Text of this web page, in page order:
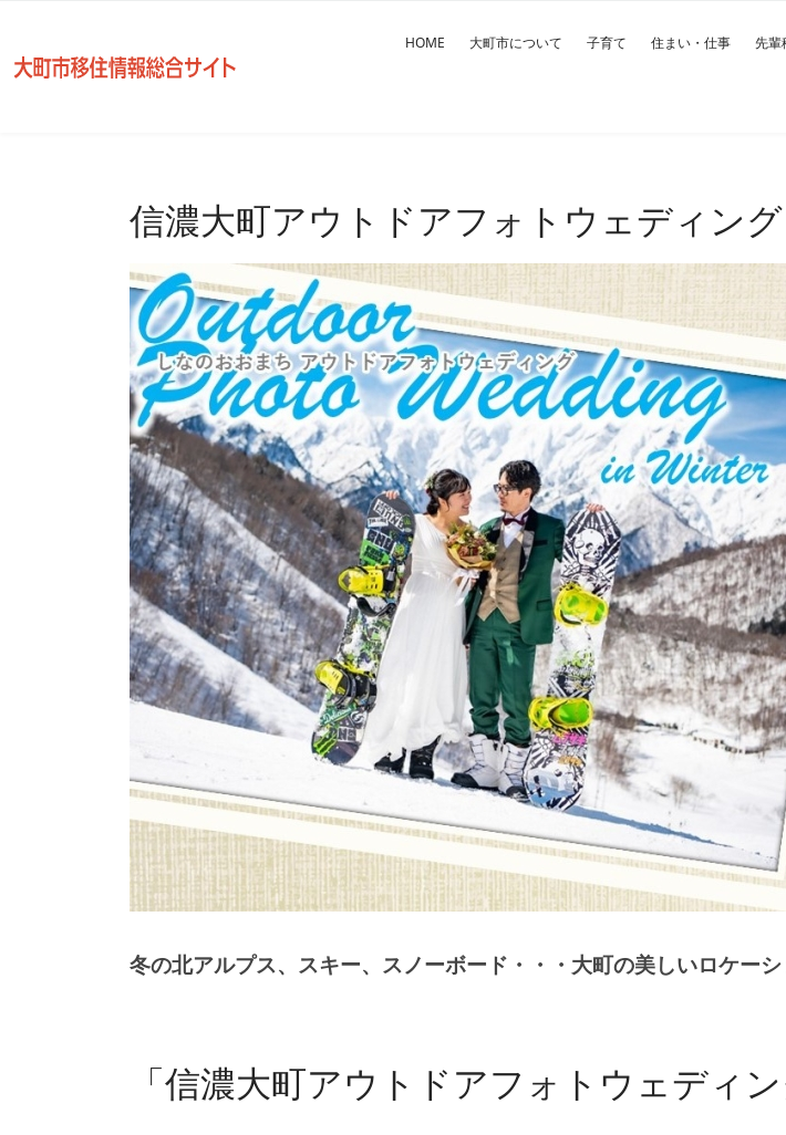
HOME 大町市について 子育て 住まい・仕事 先輩
信濃大町アウトドアフォトウェディン
冬の北アルプス、スキー、スノーボード・・・ 大町の美しいロケー
「信濃大町アウトドアフォトウェディ